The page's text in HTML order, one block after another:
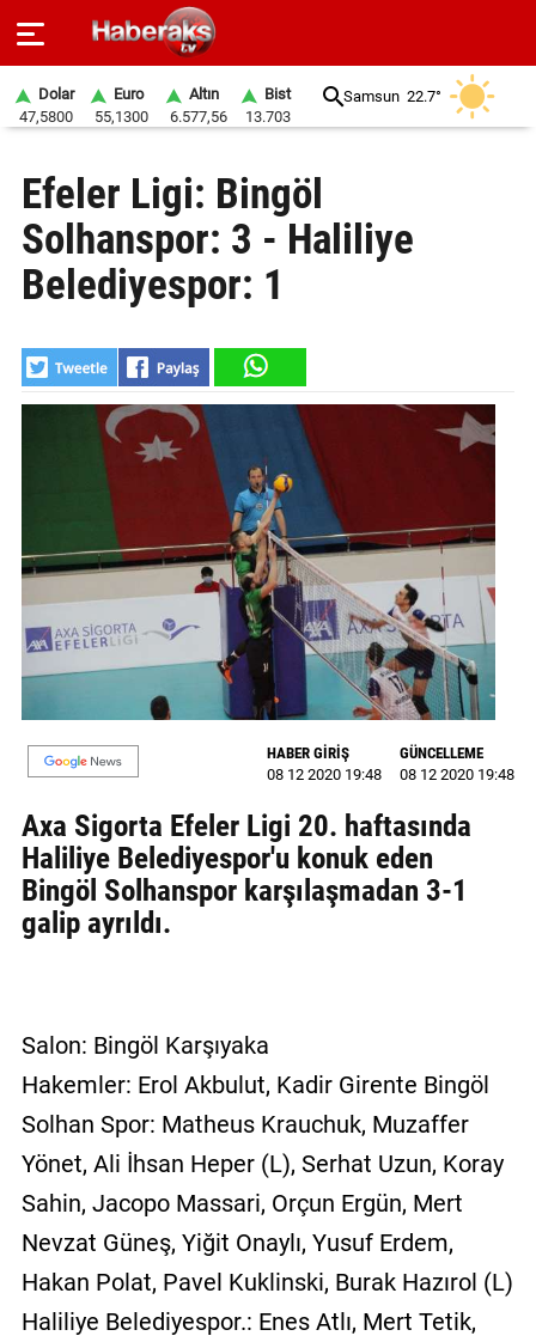
SPOR
YAŞAM
EKONOMİ
BELEDİYELER
SAĞLIK
SİYASET
GALERİ
VİDEO
YAZARLAR
BİZE
ULAŞIN
İletişim
Gizlilik
Sözleşmesi
Dolar
47,5800
Euro
55,1300
Altın
6.577,56
Bist
13.703
Samsun 22.7°
Efeler Ligi: Bingöl
Solhanspor: 3 - Haliliye
Belediyespor: 1
HABER GİRİŞ
08 12 2020 19:48
GÜNCELLEME
08 12 2020 19:48
Axa Sigorta Efeler Ligi 20. haftasında
Haliliye Belediyespor'u konuk eden
Bingöl Solhanspor karşılaşmadan 3-1
galip ayrıldı.
Salon: Bingöl Karşıyaka
Hakemler: Erol Akbulut, Kadir Girente Bingöl
Solhan Spor: Matheus Krauchuk, Muzaffer
Yönet, Ali İhsan Heper (L), Serhat Uzun, Koray
Sahin, Jacopo Massari, Orçun Ergün, Mert
Nevzat Güneş, Yiğit Onaylı, Yusuf Erdem,
Hakan Polat, Pavel Kuklinski, Burak Hazırol (L)
Haliliye Belediyespor.: Enes Atlı, Mert Tetik,